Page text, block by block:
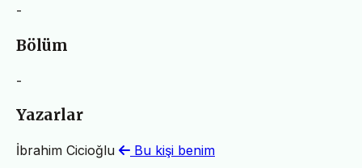
-
Bölüm
-
Yazarlar
İbrahim Cicioğlu Bu kişi benim